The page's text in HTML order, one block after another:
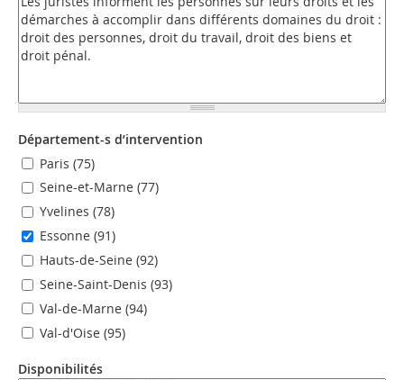
Département-s d’intervention
Paris (75)
Seine-et-Marne (77)
Yvelines (78)
Essonne (91)
Hauts-de-Seine (92)
Seine-Saint-Denis (93)
Val-de-Marne (94)
Val-d'Oise (95)
Disponibilités